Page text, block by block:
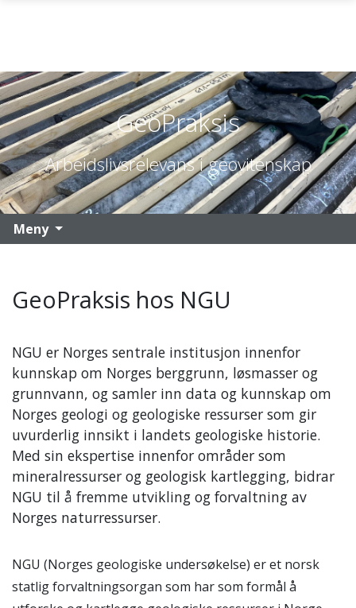
Gå til hovedinnhold
GeoPraksis
Arbeidslivsrelevans i geovitenskap
Meny
GeoPraksis hos NGU
NGU er Norges sentrale institusjon innenfor
kunnskap om Norges berggrunn, løsmasser og
grunnvann, og samler inn data og kunnskap om
Norges geologi og geologiske ressurser som gir
uvurderlig innsikt i landets geologiske historie.
Med sin ekspertise innenfor områder som
mineralressurser og geologisk kartlegging, bidrar
NGU til å fremme utvikling og forvaltning av
Norges naturressurser.
NGU (Norges geologiske undersøkelse) er et norsk
statlig forvaltningsorgan som har som formål å